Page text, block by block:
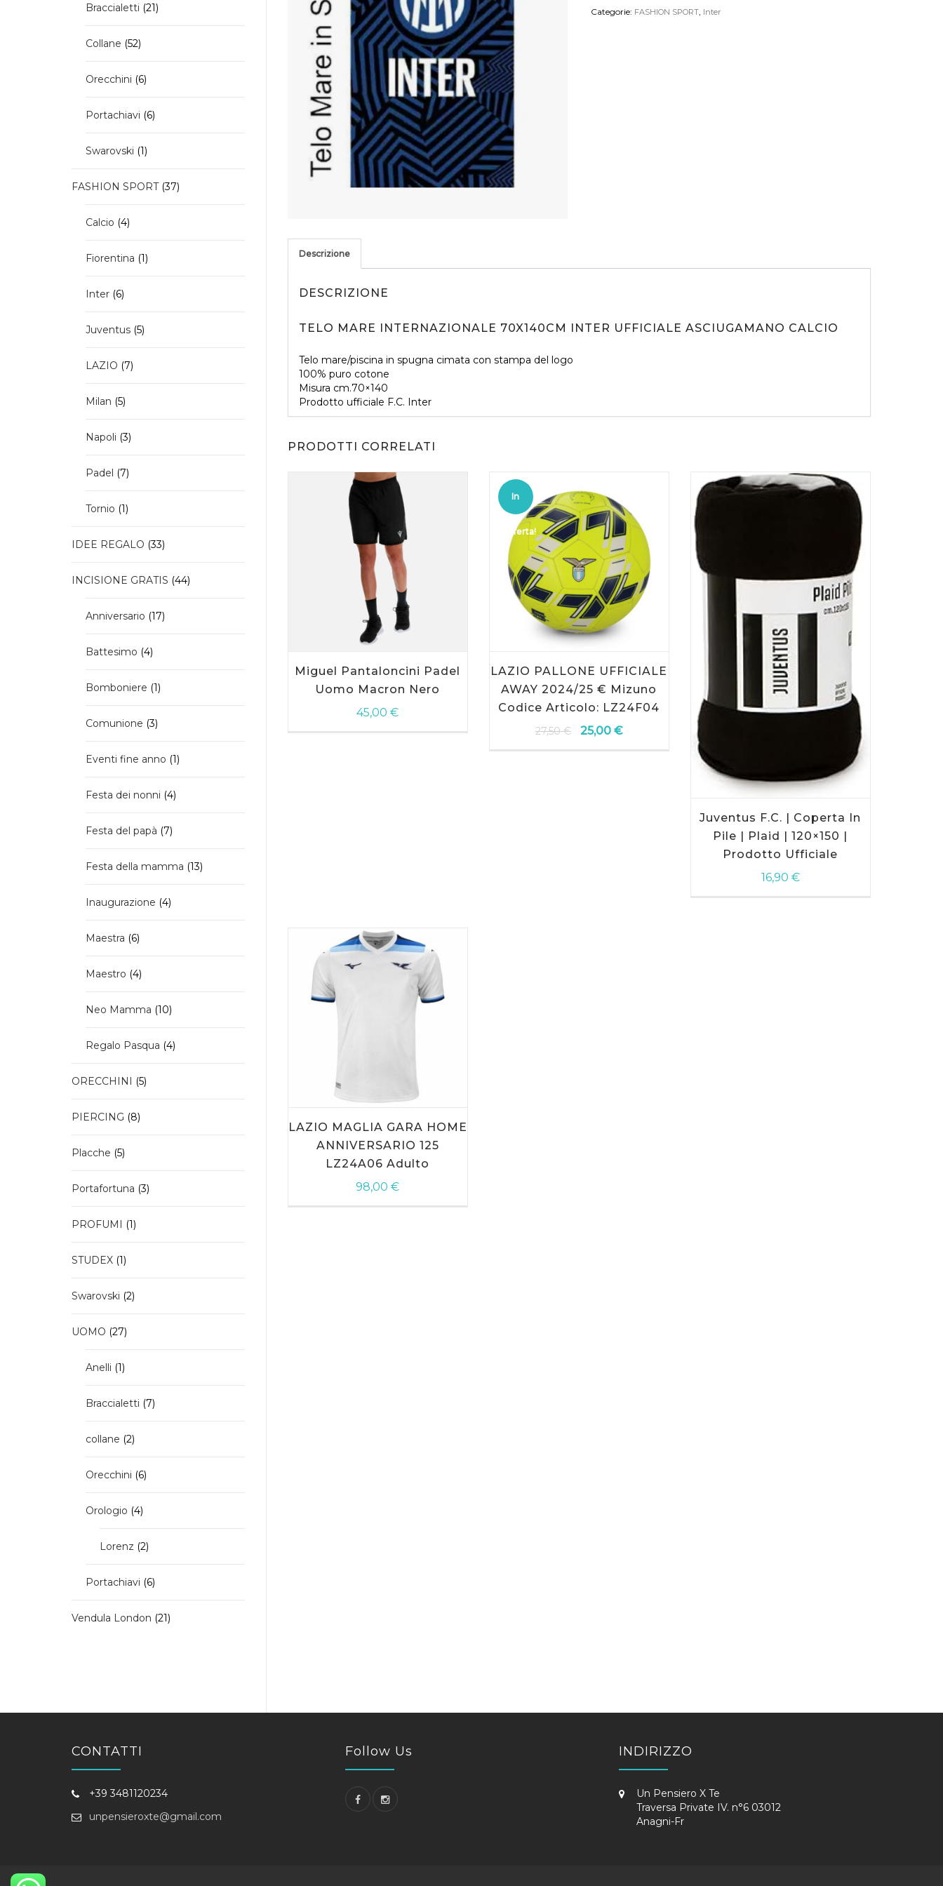
Ufficiale
Categorie: FASHION SPORT, Inter
Descrizione
DESCRIZIONE
TELO MARE INTERNAZIONALE 70X140CM INTER UFFICIALE ASCIUGAMANO CALCIO
Telo mare/piscina in spugna cimata con stampa del logo
100% puro cotone
Misura cm.70×140
Prodotto ufficiale F.C. Inter
PRODOTTI CORRELATI
AGGIUNGI AL
CARRELLO
Miguel Pantaloncini Padel
Uomo Macron Nero
45,00€
In
offerta!
LAZIO PALLONE UFFICIALE
AWAY 2024/25 € Mizuno
Codice Articolo: LZ24F04
27,50€
Il
25,00 €Il
CARRELLO
Juventus F.C. | Coperta In
Pile | Plaid | 120×150 |
Prodotto Ufficiale
16,90 €
prodotto
LAZIO MAGLIA GARA HOME
ANNIVERSARIO 125
LZ24A06 Adulto
98,00€
Braccialetti 2121
Collane 5252
Orecchini
66
Portachiavi
66
Swarovski 11
FASHION SPORT 3737
Calcio 44
Fiorentina 11
Inter 66
Juventus 55
LAZIO 77
Milan 55
Napoli 33
Padel 77
Tornio 11
IDEE REGALO 3333
INCISIONE GRATIS 4444
Anniversario 1717
Battesimo 44
Bomboniere 11
Comunione 33
Eventi fine anno 11
Festa dei nonni 44
Festa del papà 77
Festa della mamma 1313
Inaugurazione 44
Maestra
66
Maestro 44
Neo Mamma 1010
Regalo Pasqua 44
ORECCHINI
55
PIERCING
88
Placche 55
Portafortuna 33
PROFUMI
11
STUDEX 11
Swarovski 22
UOMO 2727
Anelli 11
Braccialetti 77
collane 22
Orecchini
66
Orologio 44
Lorenz 22
Portachiavi
66
Vendula London 2121
CONTATTI
+39 3481120234
unpensieroxte@gmail.com
Follow Us INDIRIZZO
Un Pensiero X Te
Traversa Private IV. n°6 03012
Anagni-Fr